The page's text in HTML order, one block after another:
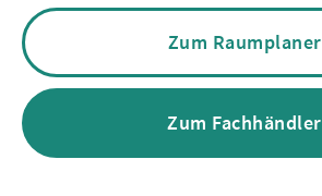
Zum Raumplaner
Zum Fachhändler